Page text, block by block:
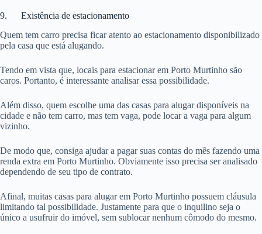
9. Existência de estacionamento
Quem tem carro precisa ficar atento ao estacionamento disponibilizado
pela casa que está alugando.
Tendo em vista que, locais para estacionar em Porto Murtinho são
caros. Portanto, é interessante analisar essa possibilidade.
Além disso, quem escolhe uma das casas para alugar disponíveis na
cidade e não tem carro, mas tem vaga, pode locar a vaga para algum
vizinho.
De modo que, consiga ajudar a pagar suas contas do mês fazendo uma
renda extra em Porto Murtinho. Obviamente isso precisa ser analisado
dependendo de seu tipo de contrato.
Afinal, muitas casas para alugar em Porto Murtinho possuem cláusula
limitando tal possibilidade. Justamente para que o inquilino seja o
único a usufruir do imóvel, sem sublocar nenhum cômodo do mesmo.